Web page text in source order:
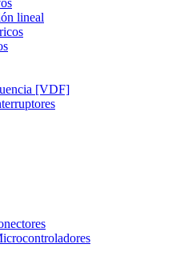
lineal
[VDF]